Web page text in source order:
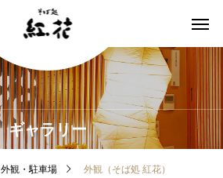
ギャラリー
外観・駐車場 外観（そば処 紅花）